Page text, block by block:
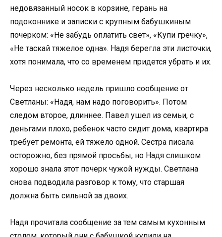
недовязанный носок в корзине, герань на
подоконнике и записки с крупным бабушкиным
почерком: «Не забудь оплатить свет», «Купи гречку»,
«Не таскай тяжелое одна». Надя берегла эти листочки,
хотя понимала, что со временем придется убрать и их.
Через несколько недель пришло сообщение от
Светланы: «Надя, нам надо поговорить». Потом
следом второе, длиннее. Павел ушел из семьи, с
деньгами плохо, ребенок часто сидит дома, квартира
требует ремонта, ей тяжело одной. Сестра писала
осторожно, без прямой просьбы, но Надя слишком
хорошо знала этот почерк чужой нужды. Светлана
снова подводила разговор к тому, что старшая
должна быть сильной за двоих.
Надя прочитала сообщение за тем самым кухонным